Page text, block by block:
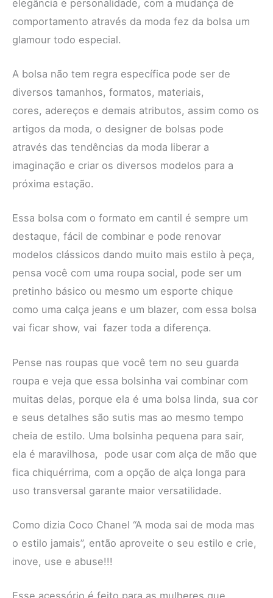
elegância e personalidade, com a mudança de
comportamento através da moda fez da bolsa um
glamour todo especial.
A bolsa não tem regra específica pode ser de
diversos tamanhos, formatos, materiais,
cores, adereços e demais atributos, assim como os
artigos da moda, o designer de bolsas pode
através das tendências da moda liberar a
imaginação e criar os diversos modelos para a
próxima estação.
Essa bolsa com o formato em cantil é sempre um
destaque, fácil de combinar e pode renovar
modelos clássicos dando muito mais estilo à peça,
pensa você com uma roupa social, pode ser um
pretinho básico ou mesmo um esporte chique
como uma calça jeans e um blazer, com essa bolsa
vai ficar show, vai fazer toda a diferença.
Pense nas roupas que você tem no seu guarda
roupa e veja que essa bolsinha vai combinar com
muitas delas, porque ela é uma bolsa linda, sua cor
e seus detalhes são sutis mas ao mesmo tempo
cheia de estilo. Uma bolsinha pequena para sair,
ela é maravilhosa, pode usar com alça de mão que
fica chiquérrima, com a opção de alça longa para
uso transversal garante maior versatilidade.
Como dizia Coco Chanel “A moda sai de moda mas
o estilo jamais”, então aproveite o seu estilo e crie,
inove, use e abuse!!!